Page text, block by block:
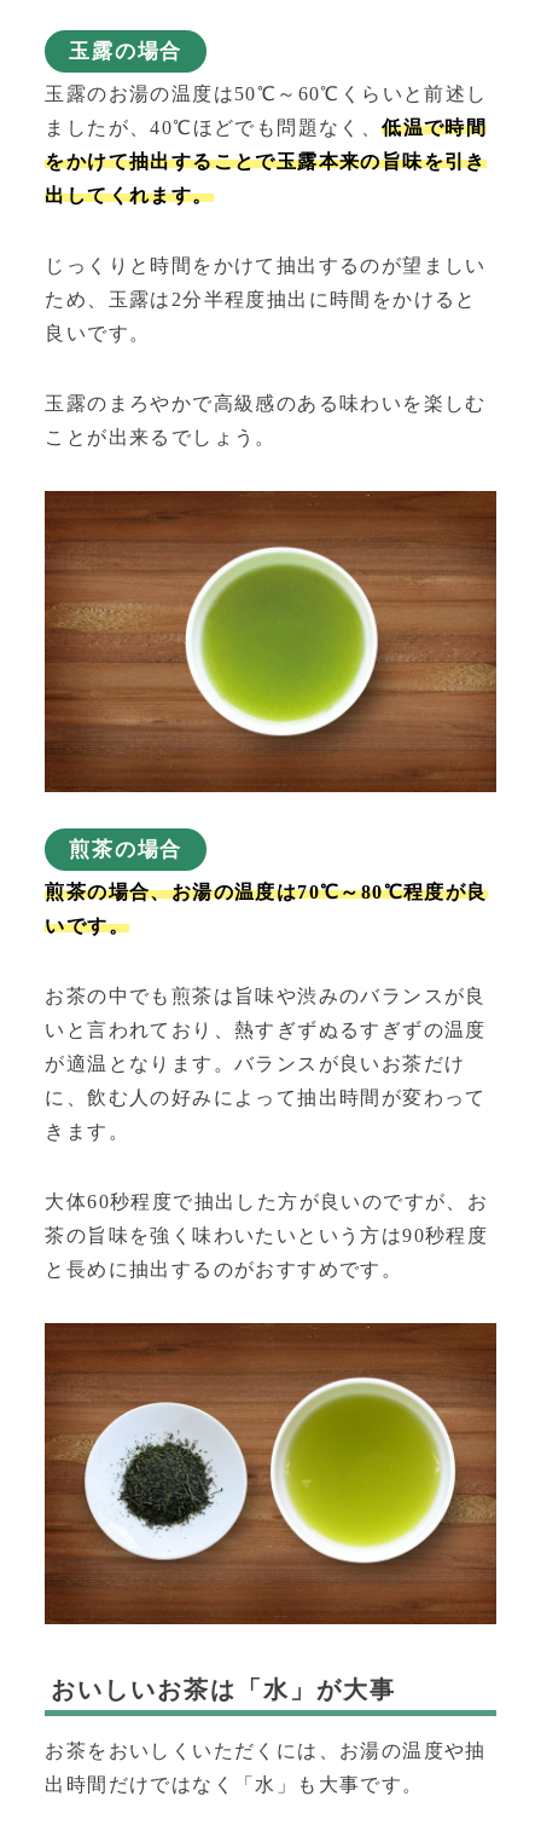
玉露の場合
玉露のお湯の温度は50℃～60℃くらいと前述し
ましたが、40℃ほどでも問題なく、低温で時間
をかけて抽出することで玉露本来の旨味を引き
出してくれます。
じっくりと時間をかけて抽出するのが望ましい
ため、玉露は2分半程度抽出に時間をかけると
良いです。
玉露のまろやかで高級感のある味わいを楽しむ
ことが出来るでしょう。
煎茶の場合
煎茶の場合、お湯の温度は70℃～80℃程度が良
いです。
お茶の中でも煎茶は旨味や渋みのバランスが良
いと言われており、熱すぎずぬるすぎずの温度
が適温となります。バランスが良いお茶だけ
に、飲む人の好みによって抽出時間が変わって
きます。
大体60秒程度で抽出した方が良いのですが、お
茶の旨味を強く味わいたいという方は90秒程度
と長めに抽出するのがおすすめです。
おいしいお茶は「水」が大事
お茶をおいしくいただくには、お湯の温度や抽
出時間だけではなく「水」も大事です。